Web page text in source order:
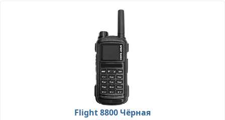
Flight 8800 Чёрная